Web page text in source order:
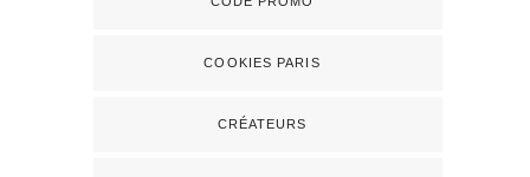
COOKIES PARIS
CRÉATEURS